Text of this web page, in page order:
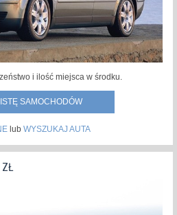
i ilość miejsca w środku.
SAMOCHODÓW
lub WYSZUKAJ AUTA
ZŁ